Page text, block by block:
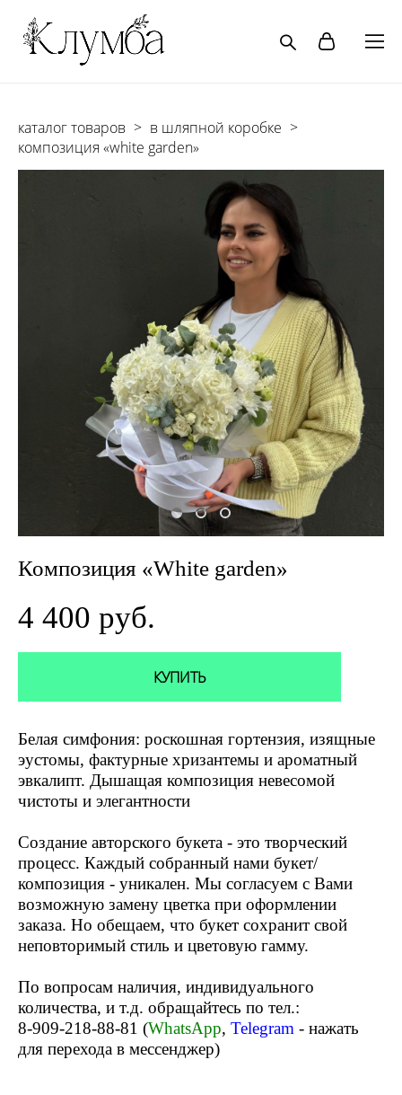
каталог товаров > в шляпной коробке >
композиция «white garden»
Композиция «White garden»
4 400 pуб.
КУПИТЬ
Белая симфония: роскошная гортензия, изящные
эустомы, фактурные хризантемы и ароматный
эвкалипт. Дышащая композиция невесомой
чистоты и элегантности
Создание авторского букета - это творческий
процесс. Каждый собранный нами букет/
композиция - уникален. Мы согласуем с Вами
возможную замену цветка при оформлении
заказа. Но обещаем, что букет сохранит свой
неповторимый стиль и цветовую гамму.
По вопросам наличия, индивидуального
количества, и т.д. обращайтесь по тел.:
8-909-218-88-81 (WhatsApp, Telegram - нажать
для перехода в мессенджер)